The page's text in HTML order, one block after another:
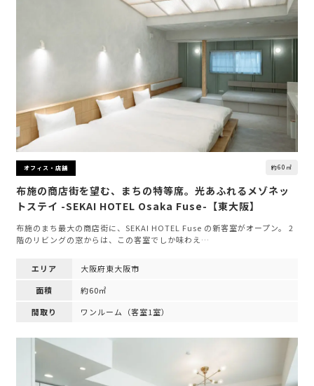
オフィス・店舗 約60㎡
布施の商店街を望む、まちの特等席。光あふれるメゾネッ
トステイ -SEKAI HOTEL Osaka Fuse-【東大阪】
布施のまち最大の商店街に、SEKAI HOTEL Fuse の新客室がオープン。 2
階のリビングの窓からは、この客室でしか味わえ…
エリア
大阪府東大阪市
面積
約60㎡
間取り
ワンルーム（客室1室）